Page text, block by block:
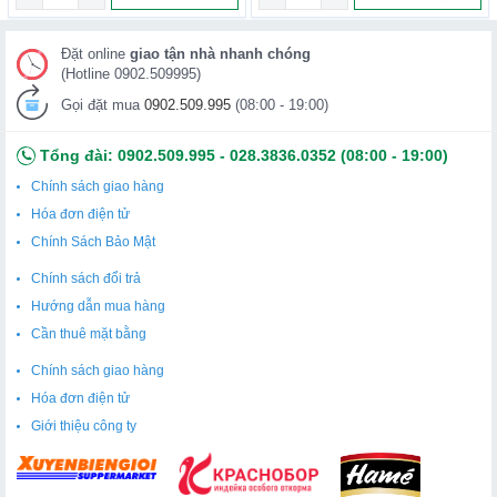
Đặt online giao tận nhà nhanh chóng
(Hotline 0902.509995)
Gọi đặt mua 0902.509.995 (08:00 - 19:00)
Tổng đài: 0902.509.995 - 028.3836.0352 (08:00 - 19:00)
Chính sách giao hàng
Hóa đơn điện tử
Chính Sách Bảo Mật
Chính sách đổi trả
Hướng dẫn mua hàng
Cần thuê mặt bằng
Chính sách giao hàng
Hóa đơn điện tử
Giới thiệu công ty